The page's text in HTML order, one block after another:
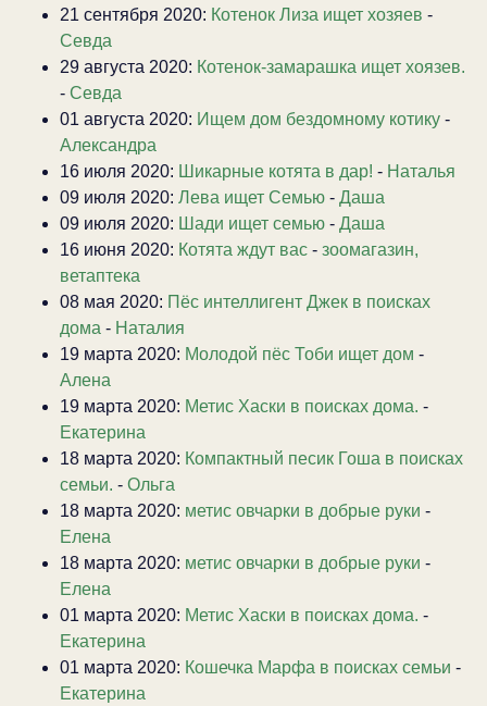
21 сентября 2020: Котенок Лиза ищет хозяев -
Севда
29 августа 2020: Котенок-замарашка ищет хоязев.
- Севда
01 августа 2020: Ищем дом бездомному котику -
Александра
16 июля 2020: Шикарные котята в дар! - Наталья
09 июля 2020: Лева ищет Семью - Даша
09 июля 2020: Шади ищет семью - Даша
16 июня 2020: Котята ждут вас - зоомагазин,
ветаптека
08 мая 2020: Пёс интеллигент Джек в поисках
дома - Наталия
19 марта 2020: Молодой пёс Тоби ищет дом -
Алена
19 марта 2020: Метис Хаски в поисках дома. -
Екатерина
18 марта 2020: Компактный песик Гоша в поисках
семьи. - Ольга
18 марта 2020: метис овчарки в добрые руки -
Елена
18 марта 2020: метис овчарки в добрые руки -
Елена
01 марта 2020: Метис Хаски в поисках дома. -
Екатерина
01 марта 2020: Кошечка Марфа в поисках семьи -
Екатерина